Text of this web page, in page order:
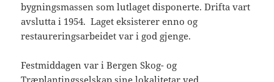
bygningsmassen som lutlaget disponerte. Drifta vart
avslutta i 1954. Laget eksisterer enno og
restaureringsarbeidet var i god gjenge.
Festmiddagen var i Bergen Skog- og